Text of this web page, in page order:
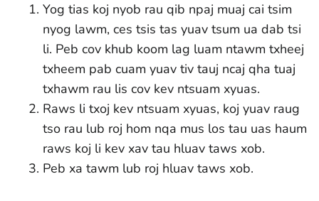
Yog tias koj nyob rau qib npaj muaj cai tsim
nyog lawm, ces tsis tas yuav tsum ua dab tsi
li. Peb cov khub koom lag luam ntawm txheej
txheem pab cuam yuav tiv tauj ncaj qha tuaj
txhawm rau lis cov kev ntsuam xyuas.
Raws li txoj kev ntsuam xyuas, koj yuav raug
tso rau lub roj hom nqa mus los tau uas haum
raws koj li kev xav tau hluav taws xob.
Peb xa tawm lub roj hluav taws xob.